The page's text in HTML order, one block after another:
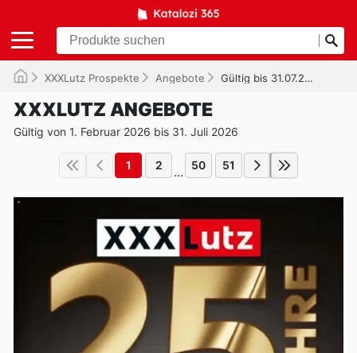
XXXLutz Prospekte Angebote Gültig bis 31.07.2026
XXXLUTZ ANGEBOTE
Gültig von 1. Februar 2026 bis 31. Juli 2026
1 2 ... 50 51